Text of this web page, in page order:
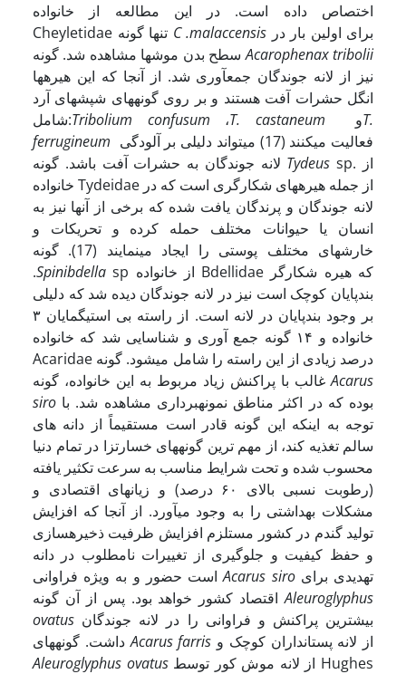
اختصاص داده است. در این مطالعه از خانواده
Cheyletidae
C .malaccensis
سطح بدن موشها مشاهده شد. گونهAcarophenax tribolii
نیز از لانه جوندگان جمع­آوری شد. از آنجا که این هیره­ها
انگل حشرات آفت هستند و بر روی گونه­های شپشهای آرد
شامل:Tribolium confusum ،T. castaneum وT.
ferrugineum
Tydeus sp. از
خانواده Tydeidae از جمله هیره­های شکارگری است که در
لانه جوندگان و پرندگان یافت شده که برخی از آنها نیز به
انسان یا حیوانات مختلف حمله کرده و تحریکات و
خارشهای مختلف پوستی را ایجاد می­نمایند (17). گونه
.Spinibdella sp از خانواده Bdellidae که هیره شکارگر
بندپایان کوچک است نیز در لانه جوندگان دیده شد که دلیلی
بر وجود بندپایان در لانه است. از راسته بی استیگمایان ۳
خانواده و ۱۴ گونه جمع آوری و شناسایی شد که خانواده
Acaridae درصد زیادی از این راسته را شامل می­شود. گونه
غالب با پراکنش زیاد مربوط به این خانواده، گونهAcarus
siro
توجه به اینکه این گونه قادر است مستقیماً از دانه های
سالم تغذیه کند، از مهم ترین گونه­های خسارت­زا در تمام دنیا
محسوب شده و تحت شرایط مناسب به سرعت تکثیر یافته
(رطوبت نسبی بالای ۶٠ درصد) و زیانهای اقتصادی و
مشکلات بهداشتی را به وجود می­آورد. از آنجا که افزایش
تولید گندم در کشور مستلزم افزایش ظرفیت ذخیره­سازی
و حفظ کیفیت و جلوگیری از تغییرات نامطلوب در دانه
است حضور و به ویژه فراوانیAcarus siroتهدیدی برای
اقتصاد کشور خواهد بود. پس از آن گونهAleuroglyphus
ovatus
داشت. گونه­هایAcarus farris از لانه پستانداران کوچک و
Aleuroglyphus ovatusاز لانه موش کور توسط Hughes